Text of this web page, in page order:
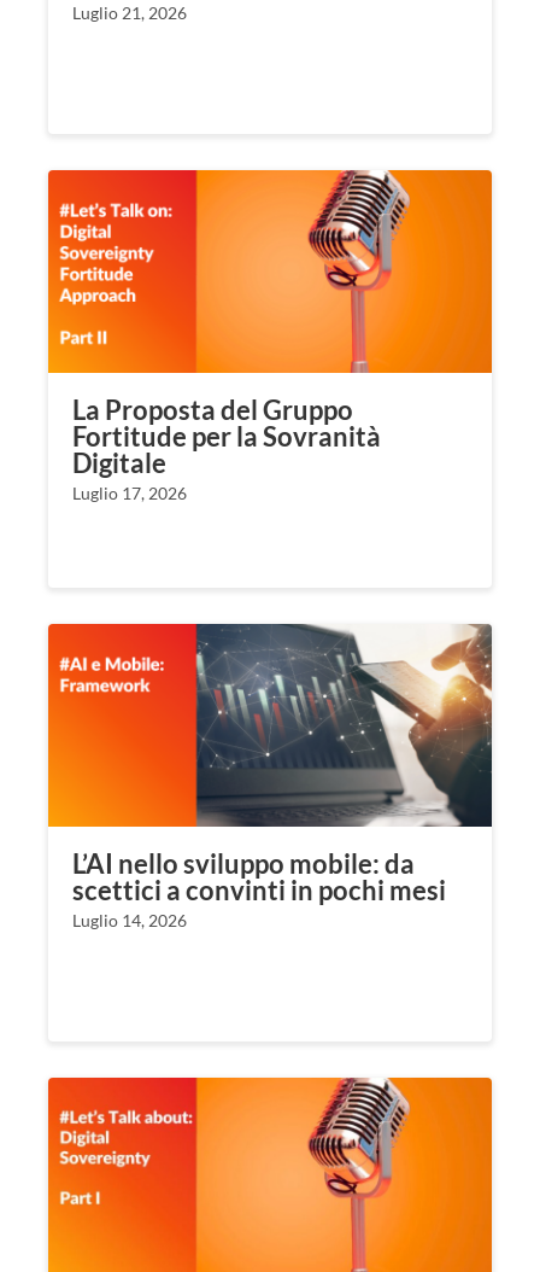
Luglio 21, 2026
La Proposta del Gruppo
Fortitude per la Sovranità
Digitale
Luglio 17, 2026
L’AI nello sviluppo mobile: da
scettici a convinti in pochi mesi
Luglio 14, 2026